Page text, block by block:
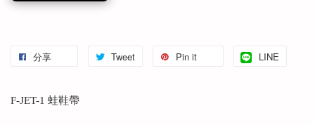
分享 Tweet Pin it LINE
F-JET-1 蛙鞋帶